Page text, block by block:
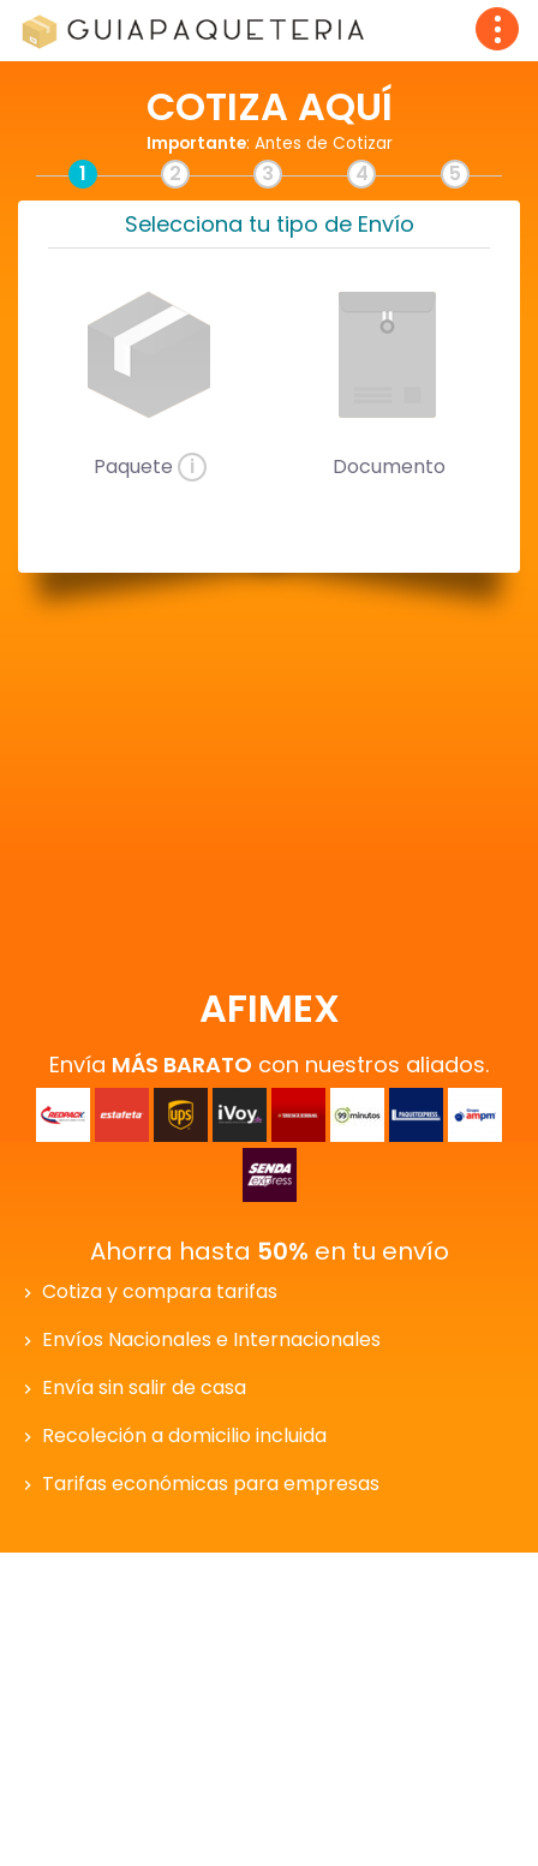
COTIZA AQUÍ
Importante: Antes de Cotizar
1 2 3 4 5
Selecciona tu tipo de Envío
Paquete i Documento
AFIMEX
Envía MÁS BARATO con nuestros aliados.
Ahorra hasta 50% en tu envío
Cotiza y compara tarifas
Envíos Nacionales e Internacionales
Envía sin salir de casa
Recoleción a domicilio incluida
Tarifas económicas para empresas